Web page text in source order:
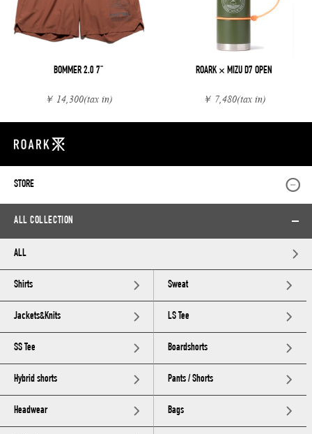
BOMMER 2.0 7"
￥ 14,300(tax in)
ROARK × MIZU D7 OPEN
￥ 7,480(tax in)
STORE
ALL COLLECTION
ALL
Shirts Sweat
Jackets&Knits LS Tee
SS Tee Boardshorts
Hybrid shorts Pants / Shorts
Headwear Bags